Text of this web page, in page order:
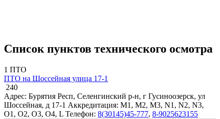
Список пунктов технического осмотра
1 ПТО
ПТО на Шоссейная улица 17-1
240
Адрес: Бурятия Респ, Селенгинский р-н, г Гусиноозерск, ул
Шоссейная, д 17-1 Аккредитация: M1, M2, M3, N1, N2, N3,
O1, O2, O3, O4, L Телефон: 8(30145)45-777, 8-9025623155